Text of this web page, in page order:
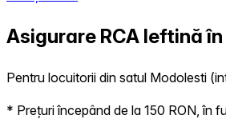
Asigurare RCA Ieftină în
Pentru locuitorii din satul Modolesti
* Prețuri începând de la 150 RON, în